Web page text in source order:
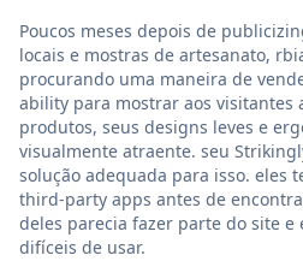
Poucos meses depois de
locais e mostras de artesanato,
procurando uma maneira de
ability para mostrar aos visitantes
produtos, seus designs leves e
visualmente atraente. seu
solução adequada para isso. eles
third-party apps antes de
deles parecia fazer parte do site e
difíceis de usar.